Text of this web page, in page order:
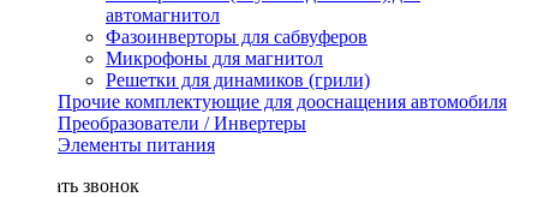
автомагнитол
Фазоинверторы для сабвуферов
Микрофоны для магнитол
Решетки для динамиков (грили)
Прочие комплектующие для дооснащения автомобиля
Преобразователи / Инвертеры
Элементы питания
Заказать звонок